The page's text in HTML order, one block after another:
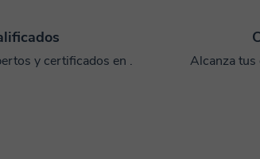
y certificados en .
Alcanza tus